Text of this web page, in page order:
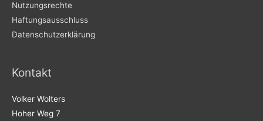
Nutzungsrechte
Haftungsausschluss
Datenschutzerklärung
Kontakt
Volker Wolters
Hoher Weg 7